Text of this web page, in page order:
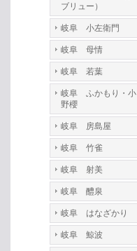
ブリュー）
岐阜 小左衛門
岐阜 母情
岐阜 若葉
岐阜 ふかもり・小
野櫻
岐阜 房島屋
岐阜 竹雀
岐阜 射美
岐阜 醴泉
岐阜 はなざかり
岐阜 鯨波